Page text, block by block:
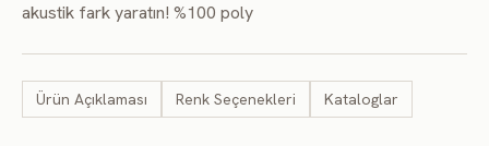
akustik fark yaratın! %100 poly
Ürün Açıklaması Renk Seçenekleri Kataloglar